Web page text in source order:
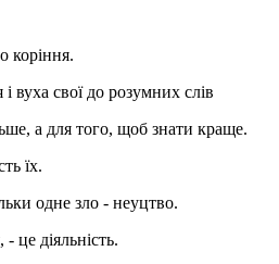
коріння.
вуха свої до розумних слів
а для того, щоб знати краще.
їх.
одне зло - неуцтво.
діяльність.